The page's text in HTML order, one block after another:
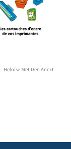
Heloïse Met Den Ancxt